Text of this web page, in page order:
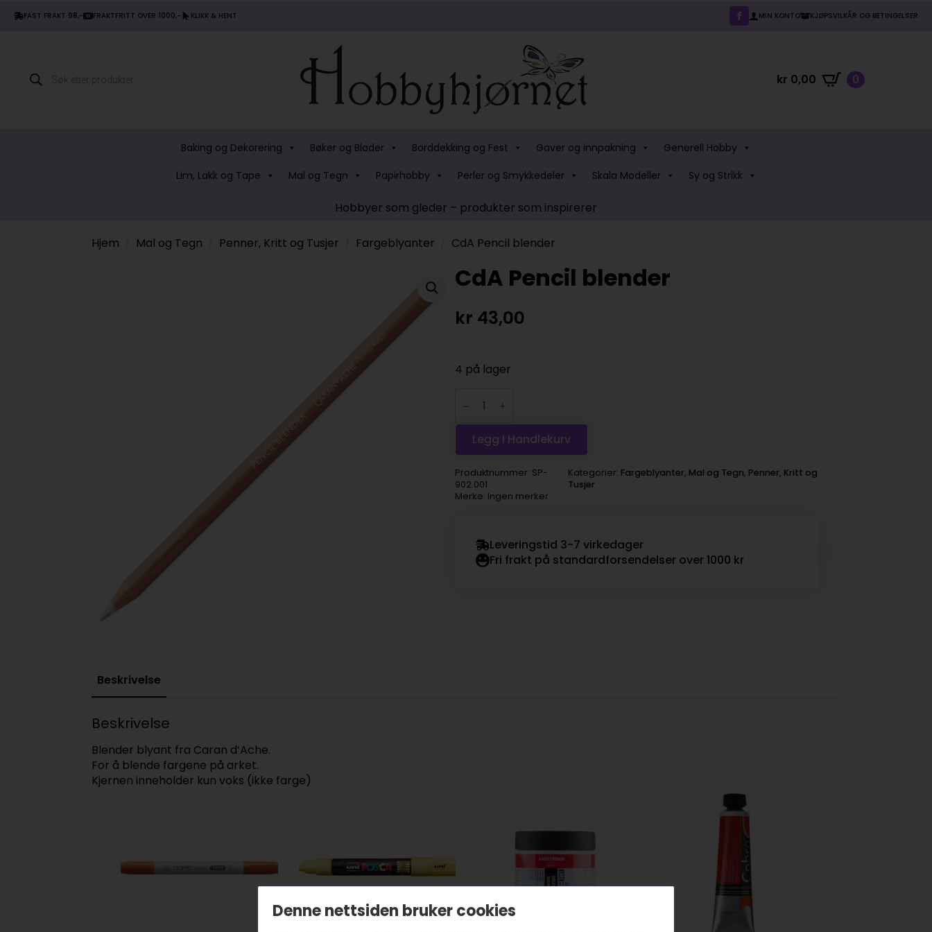
FAST FRAKT 98,- FRAKTFRITT OVER 1000,- KLIKK & HENT MIN KONTO KJØPSVILKÅR OG BETINGELSER
Products
search kr 0,00 0
Baking og Dekorering Bøker og Blader Borddekking og Fest Gaver og innpakning
Generell Hobby
Lim, Lakk og Tape
Mal og Tegn Papirhobby Perler og Smykkedeler Skala Modeller Sy og Strikk
Hobbyer som gleder – produkter som inspirerer
Hjem Mal og Tegn Penner, Kritt og Tusjer Fargeblyanter CdA Pencil blender
CdA Pencil blender
kr 43,00
4 på lager
Pencil
blender
antall
Legg I Handlekurv
Produktnummer: SP-
902.001
Kategorier: Fargeblyanter, Mal og Tegn, Penner, Kritt og
Tusjer
Merke: Ingen merker
Leveringstid 3-7 virkedager
Fri frakt på standardforsendelser over 1000 kr
Beskrivelse
Beskrivelse
Blender blyant fra Caran d’Ache.
For å blende fargene på arket.
Kjernen inneholder kun voks (ikke farge)
Denne nettsiden bruker cookies